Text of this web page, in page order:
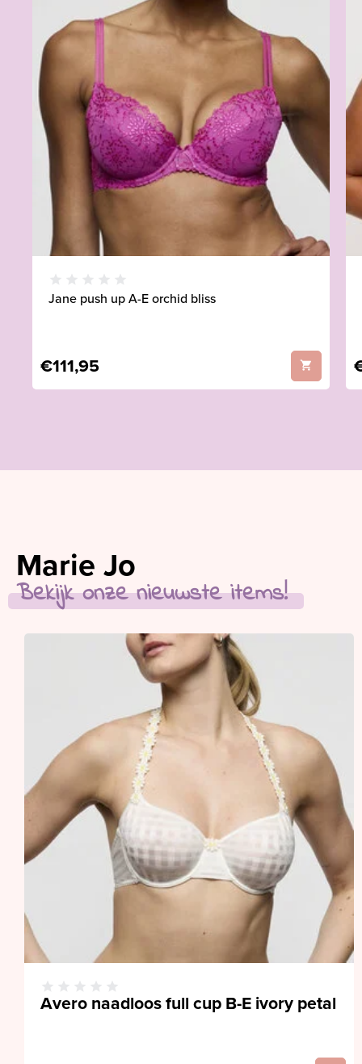
Jane push up A-E orchid bliss
€111,95
Marie Jo
Bekijk onze nieuwste items!
Avero naadloos full cup B-E ivory petal